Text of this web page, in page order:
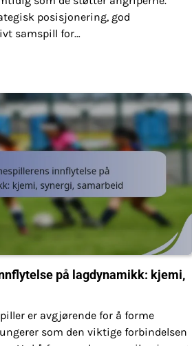
posisjonering, god
samspill for…
på lagdynamikk: kjemi,
er avgjørende for å forme
som den viktige forbindelsen